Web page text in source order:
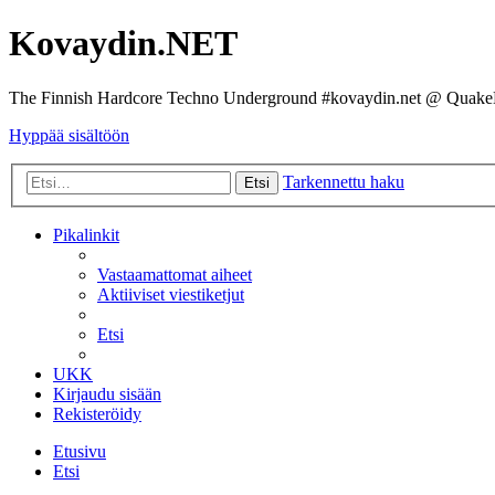
Kovaydin.NET
The Finnish Hardcore Techno Underground #kovaydin.net @
Hyppää sisältöön
Etsi Tarkennettu haku
Pikalinkit
Vastaamattomat aiheet
Aktiiviset viestiketjut
Etsi
UKK
Kirjaudu sisään
Rekisteröidy
Etusivu
Etsi